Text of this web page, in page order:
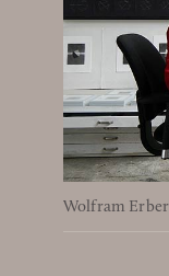
Wolfram